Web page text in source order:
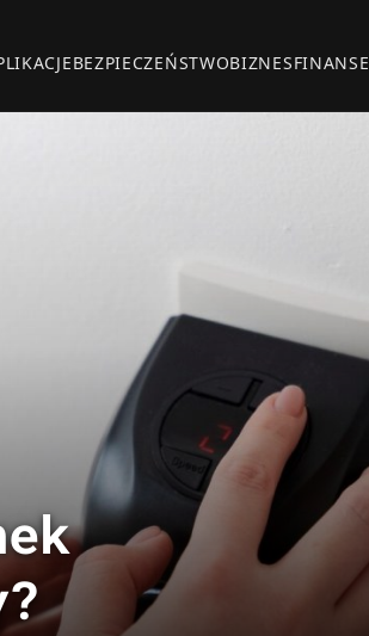
BEZPIECZEŃSTWOBIZNESFINANSE